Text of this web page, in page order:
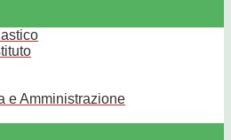
e Amministrazione